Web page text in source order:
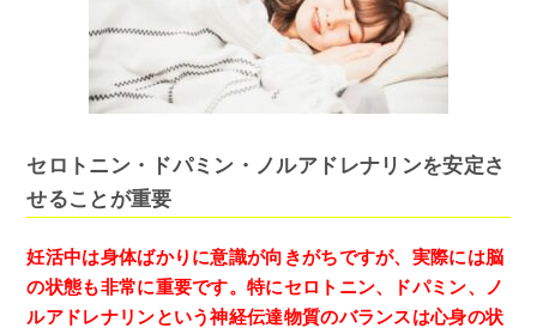
セロトニン・ドパミン・ノルアドレナリンを安定さ
せることが重要
妊活中は身体ばかりに意識が向きがちですが、実際には脳
の状態も非常に重要です。特にセロトニン、ドパミン、ノ
ルアドレナリンという神経伝達物質のバランスは心身の状